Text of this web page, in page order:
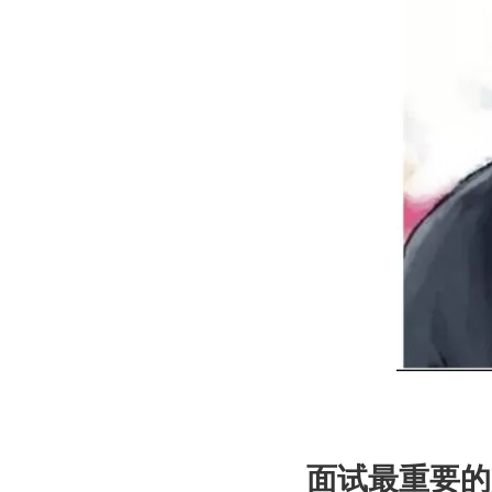
面试最重要